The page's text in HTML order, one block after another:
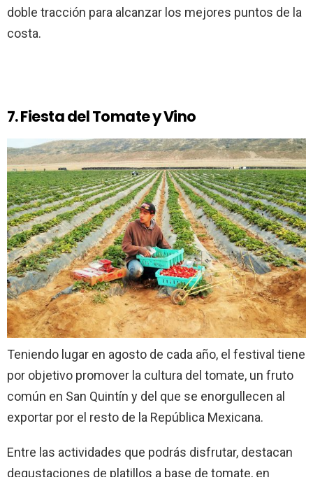
doble tracción para alcanzar los mejores puntos de la
costa.
7. Fiesta del Tomate y Vino
Teniendo lugar en agosto de cada año, el festival tiene
por objetivo promover la cultura del tomate, un fruto
común en San Quintín y del que se enorgullecen al
exportar por el resto de la República Mexicana.
Entre las actividades que podrás disfrutar, destacan
degustaciones de platillos a base de tomate, en